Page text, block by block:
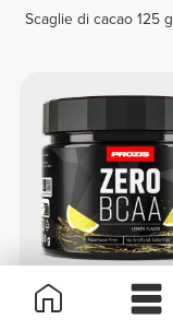
Scaglie di cacao 125 g
€12.99